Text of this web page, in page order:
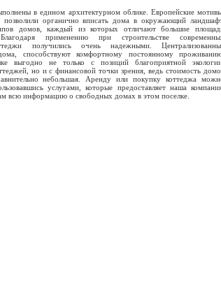
в едином архитектурном облике. Европейские
органично вписать дома в окружающий
домов, каждый из которых отличают большие
применению при строительстве
получились очень надежными.
способствуют комфортному постоянному
выгодно не только с позиций благоприятной
но и с финансовой точки зрения, ведь стоимость
небольшая. Аренду или покупку коттеджа
услугами, которые предоставляет наша
всю информацию о свободных домах в этом поселке.